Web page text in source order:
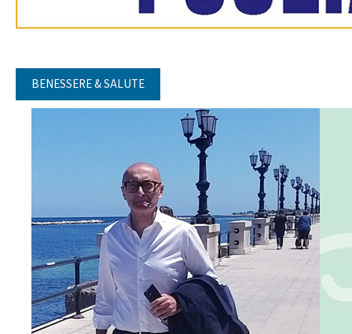
BENESSERE & SALUTE